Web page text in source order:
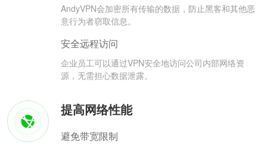
AndyVPN会加密所有传输的数据，防止黑客和其他恶
意行为者窃取信息。
安全远程访问
企业员工可以通过VPN安全地访问公司内部网络资
源，无需担心数据泄露。
提高网络性能
避免带宽限制